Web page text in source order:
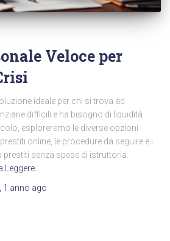
Veloce per
ideale per chi si trova ad
difficili e ha bisogno di liquidità
esploreremo le diverse opzioni
online, le procedure da seguire e i
senza spese di istruttoria.
Leggere…
1 anno ago